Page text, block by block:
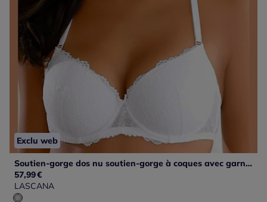
Exclu web
Soutien-gorge dos nu soutien-gorge à coques avec garnissage léger, en dentelle douce florale
57,99€
LASCANA